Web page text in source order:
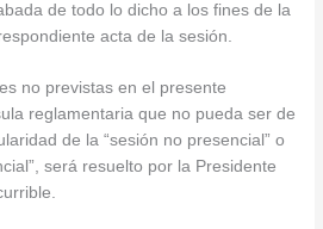
de todo lo dicho a los fines de la
acta de la sesión.
no previstas en el presente
reglamentaria que no pueda ser de
de la “sesión no presencial” o
será resuelto por la Presidente